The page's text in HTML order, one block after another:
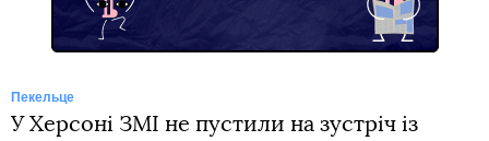
Пекельце
У Херсоні ЗМІ не пустили на зустріч із